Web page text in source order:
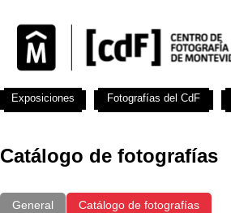
Catálogo de fotografías
General Catálogo de fotografías
Exposiciones Fotografías del CdF